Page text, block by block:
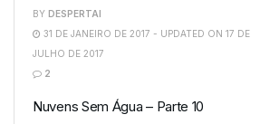
BY DESPERTAI
31 DE JANEIRO DE 2017 - UPDATED ON 17 DE
JULHO DE 2017
2
Nuvens Sem Água – Parte 10